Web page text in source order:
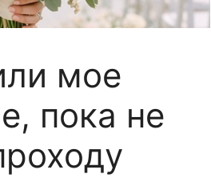
мое
пока не